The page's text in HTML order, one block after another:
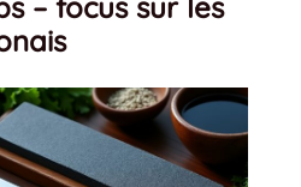
– focus sur les